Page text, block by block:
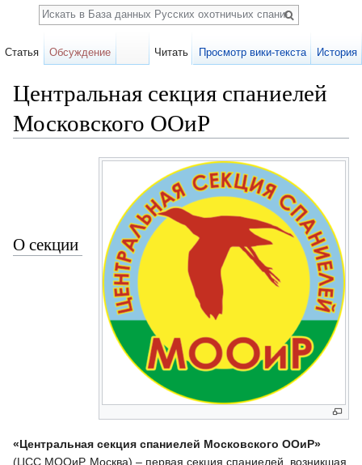
Центральная секция спаниелей
Московского ООиР
О секции
«Центральная секция спаниелей Московского ООиР»
(ЦСС МООиР, Москва) – первая секция спаниелей, возникшая
Статья Обсуждение Читать Просмотр вики-текста История
Поиск